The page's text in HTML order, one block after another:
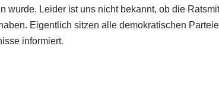
wurde. Leider ist uns nicht bekannt, ob die
Eigentlich sitzen alle demokratischen
informiert.